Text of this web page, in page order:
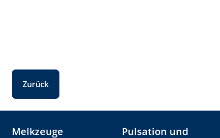
Zurück
Melkzeuge
Pulsation und